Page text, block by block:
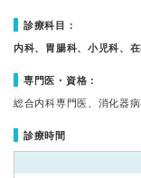
診療科目：
内科、胃腸科、小児科、
専門医・資格：
総合内科専門医、消化器
診療時間